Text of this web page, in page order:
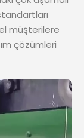
müşterilere
çözümleri